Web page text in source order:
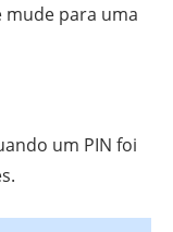
para uma
um PIN foi